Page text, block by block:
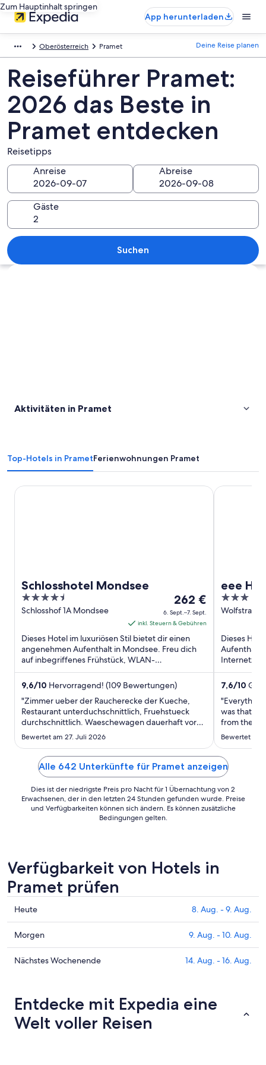
Zum Hauptinhalt springen
App herunterladen
Oberösterreich Pramet Deine Reise planen
Reiseführer Pramet:
2026 das Beste in
Pramet entdecken
Reisetipps
Anreise
Abreise
Gäste
Suchen
Karte erkunden
Aktivitäten in Pramet
Top-Hotels in PrametFerienwohnungen Pramet
Schlosshotel Mondsee
4.5
out
5
Schlosshof 1A Mondsee
Der
Preis
beträgt
262 €
pro
vom
6.
Sept.
bis
zum
Sept.
262 €
6. Sept.–7. Sept.
inkl. Steuern & Gebühren
Dieses Hotel im luxuriösen Stil bietet dir einen
angenehmen Aufenthalt in Mondsee. Freu dich
auf inbegriffenes Frühstück, WLAN-
Internetzugang (kostenlos) und ...
9,6/10 Hervorragend! (109 Bewertungen)
"Zimmer ueber der Raucherecke der Kueche,
Restaurant unterduchschnittlich, Fruehstueck
durchschnittlich. Waeschewagen dauerhaft vor
dem Zimmer."
Bewertet am 27. Juli 2026
Schlosshotel Mondsee
eee
3
out
5
Wolfstraße
Dieses
Aufenthalt
(kostenlos)
7,6/10
was that
from the
Bewertet am
eee Hotel
Alle 642 Unterkünfte für Pramet anzeigen
Dies ist der niedrigste Preis pro Nacht für 1 Übernachtung von 2
Erwachsenen, der in den letzten 24 Stunden gefunden wurde. Preise
und Verfügbarkeiten können sich ändern. Es können zusätzliche
Bedingungen gelten.
Verfügbarkeit von Hotels in
Pramet prüfen
Prüfe
die
Preise
für
Pramet
8.
Aug.
-
Heute 8. Aug. - 9. Aug.
Prüfe
die
Preise
morgen
Nacht,
9.
Morgen 9. Aug. - 10. Aug.
Prüfe
für
Pramet
am
Nächstes Wochenende 14. Aug. - 16. Aug.
Entdecke mit Expedia eine
Welt voller Reisen